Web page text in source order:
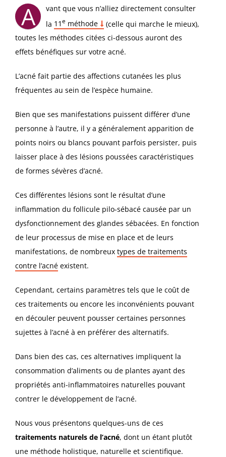
A
vant que vous n’alliez directement consulter
la 11 e méthode
(celle qui marche le mieux),
toutes les méthodes citées ci-dessous auront des
effets bénéfiques sur votre acné.
L’acné fait partie des affections cutanées les plus
fréquentes au sein de l’espèce humaine.
Bien que ses manifestations puissent différer d’une
personne à l’autre, il y a généralement apparition de
points noirs ou blancs pouvant parfois persister, puis
laisser place à des lésions poussées caractéristiques
de formes sévères d’acné.
Ces différentes lésions sont le résultat d’une
inflammation du follicule pilo-sébacé causée par un
dysfonctionnement des glandes sébacées. En fonction
de leur processus de mise en place et de leurs
manifestations, de nombreux types de traitements
contre l’acné existent.
Cependant, certains paramètres tels que le coût de
ces traitements ou encore les inconvénients pouvant
en découler peuvent pousser certaines personnes
sujettes à l’acné à en préférer des alternatifs.
Dans bien des cas, ces alternatives impliquent la
consommation d’aliments ou de plantes ayant des
propriétés anti-inflammatoires naturelles pouvant
contrer le développement de l’acné.
Nous vous présentons quelques-uns de ces
traitements naturels de l’acné, dont un étant plutôt
une méthode holistique, naturelle et scientifique.